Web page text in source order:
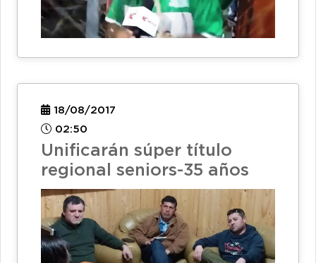
18/08/2017
02:50
Unificarán súper título
regional seniors-35 años